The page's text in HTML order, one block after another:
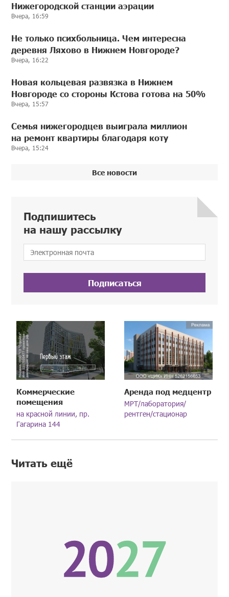
Нижегородской станции аэрации
Вчера, 16:59
Не только психбольница. Чем интересна
деревня Ляхово в Нижнем Новгороде?
Вчера, 16:22
Новая кольцевая развязка в Нижнем
Новгороде со стороны Кстова готова на 50%
Вчера, 15:57
Семья нижегородцев выиграла миллион
на ремонт квартиры благодаря коту
Вчера, 15:24
Все новости
Подпишитесь
на нашу рассылку
Подписаться
Коммерческие
помещения
на красной линии, пр.
Гагарина 144
Аренда под медцентр
МРТ/лаборатория/
рентген/стационар
Читать ещё